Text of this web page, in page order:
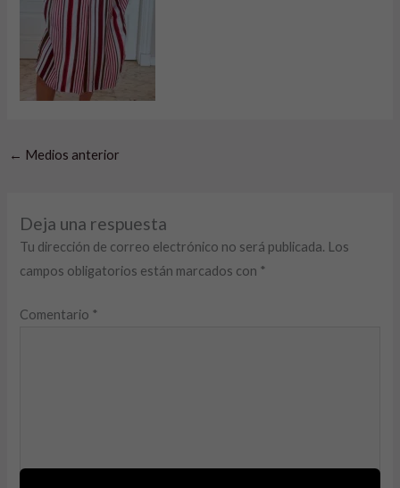
← Medios anterior
Deja una respuesta
Tu dirección de correo electrónico no será publicada. Los
campos obligatorios están marcados con *
Comentario *